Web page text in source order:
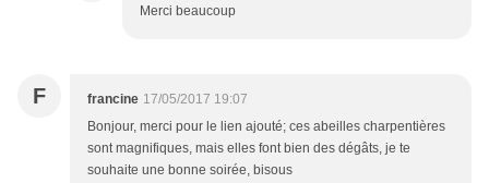
Merci beaucoup
F francine 17/05/2017 19:07
Bonjour, merci pour le lien ajouté; ces abeilles charpentières
sont magnifiques, mais elles font bien des dégâts, je te
souhaite une bonne soirée, bisous